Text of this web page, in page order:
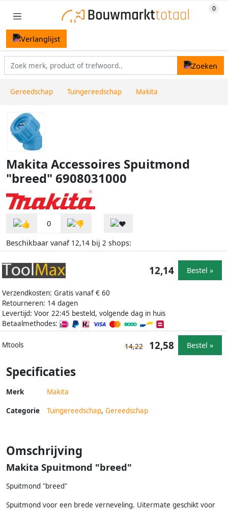
Gereedschap Tuingereedschap Makita
Makita Accessoires Spuitmond
"breed" 6908031000
0
Beschikbaar vanaf 12,14 bij 2 shops:
Verzendkosten: Gratis vanaf € 60
Retourneren: 14 dagen
Levertijd: Voor 22:45 besteld, volgende dag in huis
Betaalmethodes:
12,14 Bestel »
Mtools 14,22 12,58 Bestel »
Specificaties
Merk Makita
Categorie Tuingereedschap, Gereedschap
Omschrijving
Makita Spuitmond "breed"
Spuitmond "breed"
Spuitmond voor een brede verneveling. Uitermate geschikt voor